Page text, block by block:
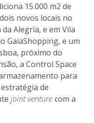
15.000 m2 de
novos locais no
Alegria, e em Vila
GaiaShopping, e um
próximo do
a Control Space
para
de
joint venturecom a